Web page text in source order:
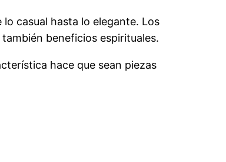
casual hasta lo elegante. Los
beneficios espirituales.
hace que sean piezas